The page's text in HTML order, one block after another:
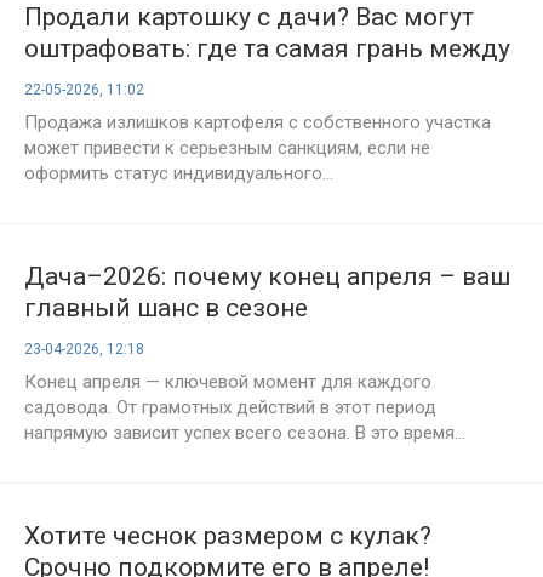
Продали картошку с дачи? Вас могут
оштрафовать: где та самая грань между
урожаем и нарушением закона
22-05-2026, 11:02
Продажа излишков картофеля с собственного участка
может привести к серьезным санкциям, если не
оформить статус индивидуального...
Дача–2026: почему конец апреля – ваш
главный шанс в сезоне
23-04-2026, 12:18
Конец апреля — ключевой момент для каждого
садовода. От грамотных действий в этот период
напрямую зависит успех всего сезона. В это время...
Хотите чеснок размером с кулак?
Срочно подкормите его в апреле!